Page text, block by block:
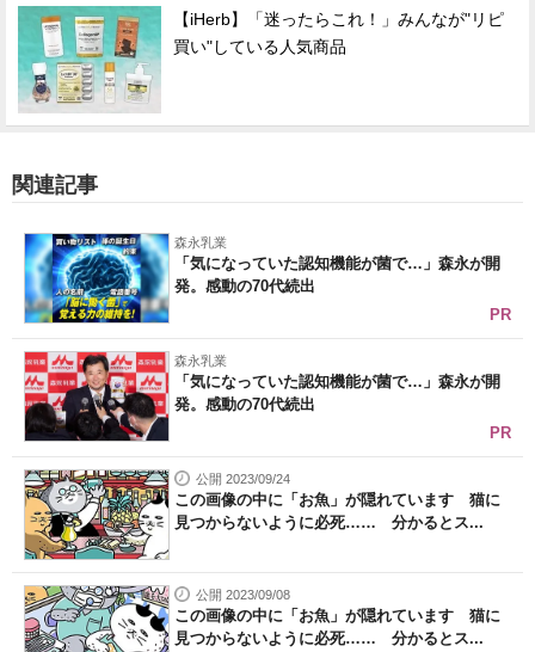
【iHerb】「迷ったらこれ！」みんなが"リピ
買い"している人気商品
関連記事
森永乳業
「気になっていた認知機能が菌で…」森永が開
発。感動の70代続出
PR
森永乳業
「気になっていた認知機能が菌で…」森永が開
発。感動の70代続出
PR
公開 2023/09/24
この画像の中に「お魚」が隠れています 猫に
見つからないように必死…… 分かるとス...
公開 2023/09/08
この画像の中に「お魚」が隠れています 猫に
見つからないように必死…… 分かるとス...